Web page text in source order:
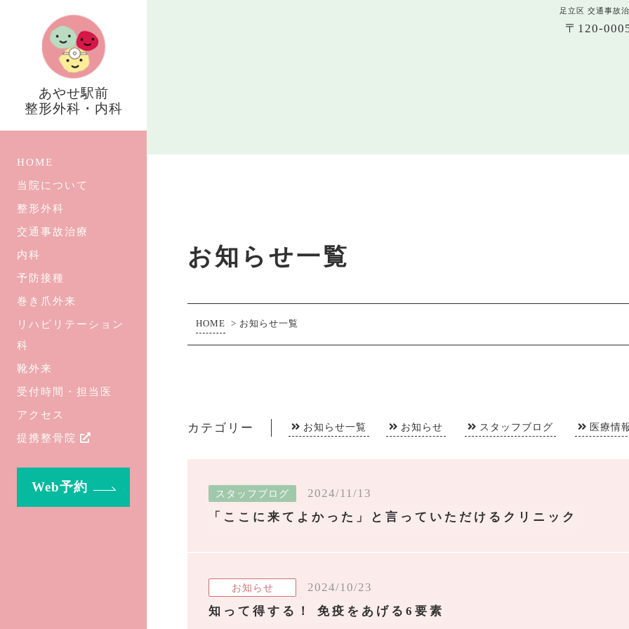
足立区 交通事故
あやせ駅前
整形外科・内科
HOME
当院について
整形外科
交通事故治療
内科
予防接種
巻き爪外来
リハビリテーション
科
靴外来
受付時間・担当医
アクセス
提携整骨院
Web予約
〒120-
お知らせ一覧
HOME > お知らせ一覧
カテゴリー お知らせ一覧 お知らせ スタッフブログ 医療情
スタッフブログ
2024/11/13
「ここに来てよかった」と言っていただけるクリニック
お知らせ
2024/10/23
知って得する！ 免疫をあげる6要素